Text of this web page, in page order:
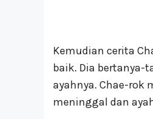
Kemudian cerita
baik. Dia bertanya-
ayahnya. Chae-rok
meninggal dan